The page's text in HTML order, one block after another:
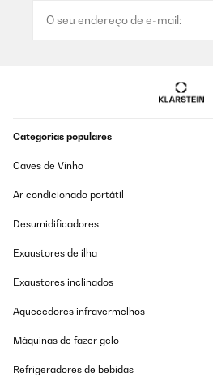
Categorias populares
Caves de Vinho
Ar condicionado portátil
Desumidificadores
Exaustores de ilha
Exaustores inclinados
Aquecedores infravermelhos
Máquinas de fazer gelo
Refrigeradores de bebidas